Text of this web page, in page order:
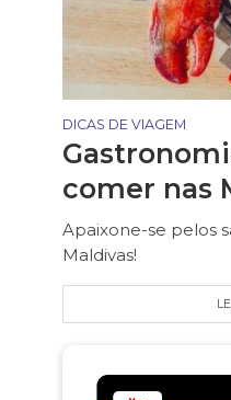
DICAS DE VIAGEM
comer nas
Apaixone-se pelos
Maldivas!